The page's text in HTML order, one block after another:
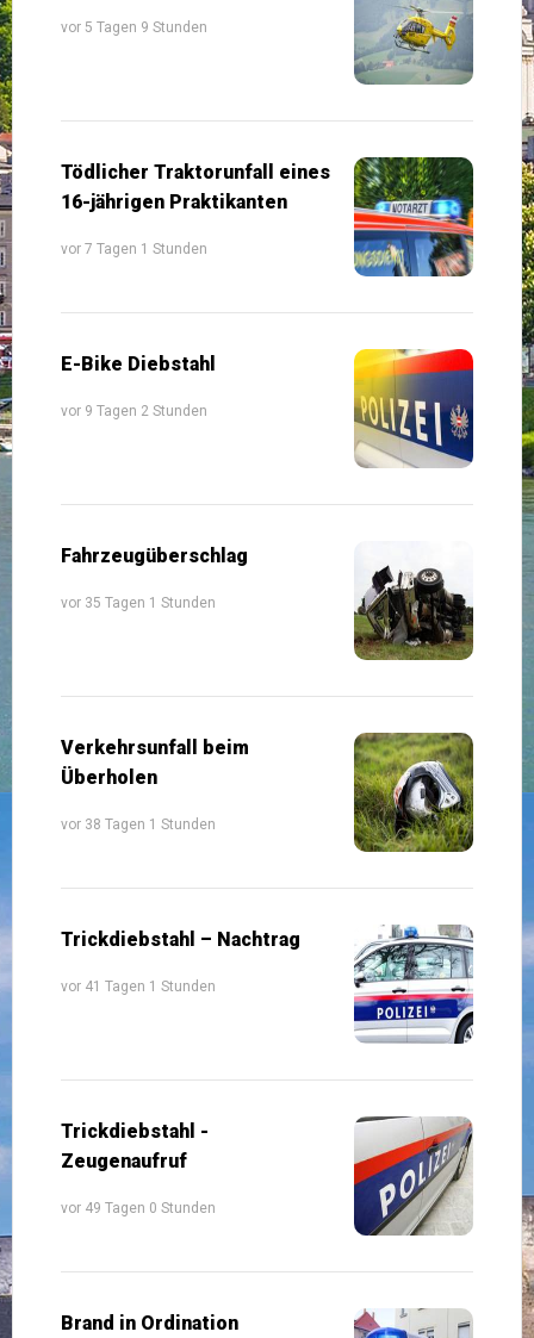
vor 5 Tagen 9 Stunden
Tödlicher Traktorunfall eines
16-jährigen Praktikanten
vor 7 Tagen 1 Stunden
E-Bike Diebstahl
vor 9 Tagen 2 Stunden
Fahrzeugüberschlag
vor 35 Tagen 1 Stunden
Verkehrsunfall beim
Überholen
vor 38 Tagen 1 Stunden
Trickdiebstahl – Nachtrag
vor 41 Tagen 1 Stunden
Trickdiebstahl -
Zeugenaufruf
vor 49 Tagen 0 Stunden
Brand in Ordination